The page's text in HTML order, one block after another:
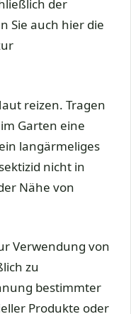
der
Sie auch hier die
reizen. Tragen
Garten eine
langärmeliges
nicht in
Nähe von
Verwendung von
zu
bestimmter
Produkte oder